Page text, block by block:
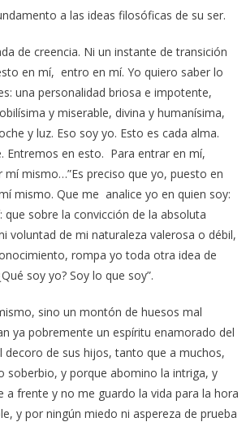
a las ideas filosóficas de su ser.
de creencia. Ni un instante de transición
en mí, entro en mí. Yo quiero saber lo
una personalidad briosa e impotente,
y miserable, divina y humanísima,
y luz. Eso soy yo. Esto es cada alma.
Entremos en esto. Para entrar en mí,
mismo…”Es preciso que yo, puesto en
mismo. Que me analice yo en quien soy:
que sobre la con­vicción de la absoluta
voluntad de mi naturaleza valerosa o débil,
rompa yo toda otra idea de
soy yo? Soy lo que soy”.
sino un montón de huesos mal
ya pobremente un espíritu enamorado del
decoro de sus hijos, tanto que a muchos,
soberbio, y porque abomino la intriga, y
frente y no me guardo la vida para la hora
y por ningún miedo ni aspereza de prueba